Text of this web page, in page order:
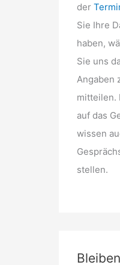
der
Sie Ihre
haben,
Sie uns
Angaben
mitteilen.
auf das
wissen
stellen.